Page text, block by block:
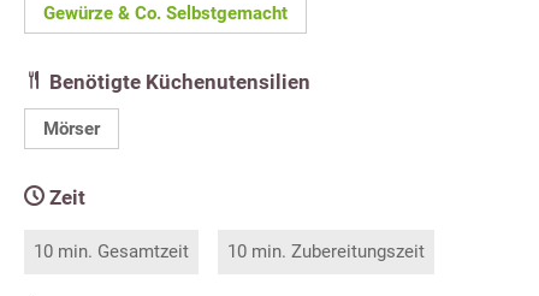
Gewürze & Co. Selbstgemacht
Benötigte Küchenutensilien
Mörser
Zeit
10 min. Gesamtzeit 10 min. Zubereitungszeit